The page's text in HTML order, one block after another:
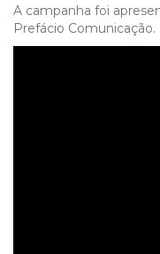
A campanha foi
Prefácio Comunicação.